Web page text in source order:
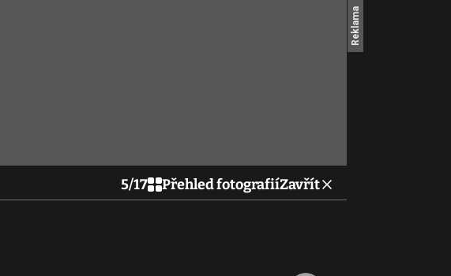
5/17 Přehled fotografiíZavřít